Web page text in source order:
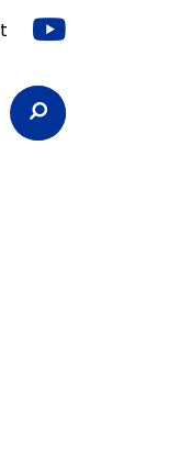
Youtube
Suchbegriffe